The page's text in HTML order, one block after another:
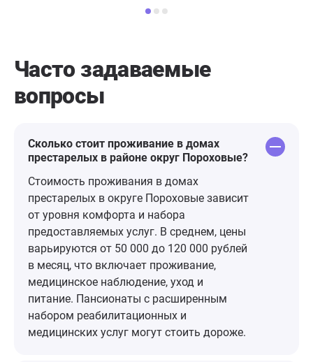
Готовили они не плохо, летом
смена сиделок, которые ни за что
не отвечали. Еду стали привозить(
минимум и отвратная), на
прогулку водить перестали, якобы
к бабкам стало плохое. В том году
пропала куртка (хорошая)
сиделка сказала что они ни за что
не отвечают. 5 ноября 2025 г.
мама умерла. За пансионат я
оплатил 4 ноября 47000 руб. Из
денег которые я оплатил мне
вернули 22000, якобы у меня были
недоплаты. Совести у
руководства и бухгалтера нет.
Наживаются на горе.
Разговаривать с ними бесполезно.
пешком до
Часто задаваемые
вопросы
Сколько стоит проживание в домах
престарелых в районе округ Пороховые?
Стоимость проживания в домах
престарелых в округе Пороховые зависит
от уровня комфорта и набора
предоставляемых услуг. В среднем, цены
варьируются от 50 000 до 120 000 рублей
в месяц, что включает проживание,
медицинское наблюдение, уход и
питание. Пансионаты с расширенным
набором реабилитационных и
медицинских услуг могут стоить дороже.